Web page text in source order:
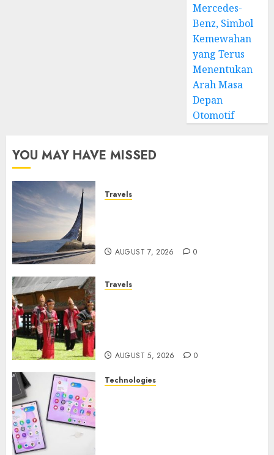
Mercedes-
Benz, Simbol
Kemewahan
yang Terus
Menentukan
Arah Masa
Depan
Otomotif
YOU MAY HAVE MISSED
Travels
AUGUST 7, 2026 0
Travels
AUGUST 5, 2026 0
Technologies